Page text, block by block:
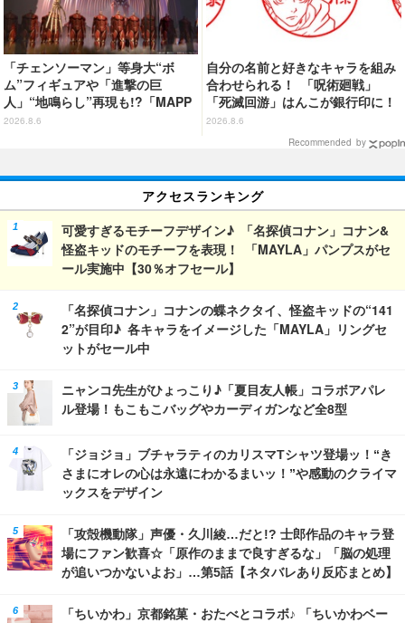
「チェンソーマン」等身大“ボ
ム”フィギュアや「進撃の巨
人」“地鳴らし”再現も!?「MAPP
A EXPO 15th Anniversary」展
2026.8.6
自分の名前と好きなキャラを組み
合わせられる！ 「呪術廻戦」
「死滅回游」はんこが銀行印に！
虎杖悠仁、乙骨憂太ら16キャラ追
2026.8.6
Recommended by
アクセスランキング
可愛すぎるモチーフデザイン♪ 「名探偵コナン」コナン&
怪盗キッドのモチーフを表現！ 「MAYLA」パンプスがセ
ール実施中【30％オフセール】
「名探偵コナン」コナンの蝶ネクタイ、怪盗キッドの“141
2”が目印♪ 各キャラをイメージした「MAYLA」リングセ
ットがセール中
ニャンコ先生がひょっこり♪「夏目友人帳」コラボアパレ
ル登場！もこもこバッグやカーディガンなど全8型
「ジョジョ」ブチャラティのカリスマTシャツ登場ッ！“き
さまにオレの心は永遠にわかるまいッ！”や感動のクライマ
ックスをデザイン
「攻殻機動隊」声優・久川綾…だと!? 士郎作品のキャラ登
場にファン歓喜☆「原作のままで良すぎるな」「脳の処理
が追いつかないよお」…第5話【ネタバレあり反応まとめ】
「ちいかわ」京都銘菓・おたべとコラボ♪ 「ちいかわベー